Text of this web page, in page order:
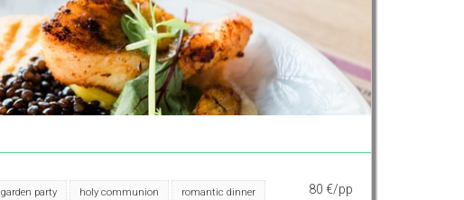
garden party holy communion romantic dinner 80 €/pp